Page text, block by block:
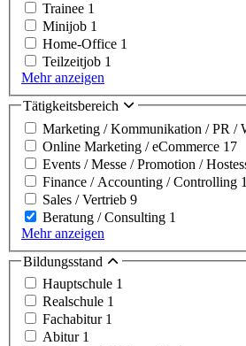
Trainee 1
Minijob 1
Home-Office 1
Teilzeitjob 1
Mehr anzeigen
Tätigkeitsbereich
Marketing / Kommunikation / PR /
Online Marketing / eCommerce 17
Events / Messe / Promotion /
Finance / Accounting / Controlling
Sales / Vertrieb 9
Beratung / Consulting 1
Mehr anzeigen
Bildungsstand
Hauptschule 1
Realschule 1
Fachabitur 1
Abitur 1